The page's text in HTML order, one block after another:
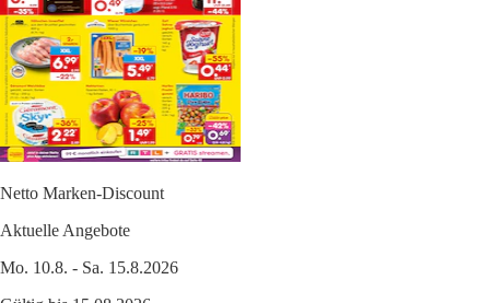
Netto Marken-Discount
Aktuelle Angebote
Mo. 10.8. - Sa. 15.8.2026